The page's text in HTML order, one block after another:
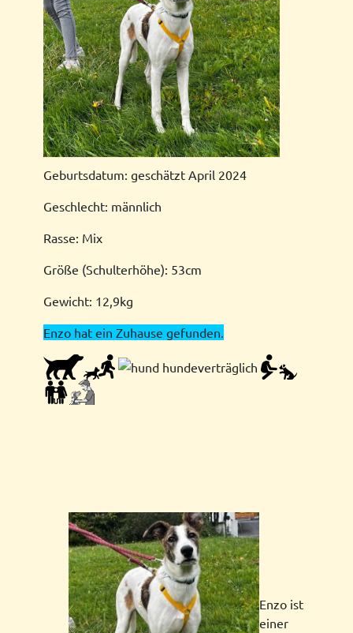
Geburtsdatum: geschätzt April 2024
Geschlecht: männlich
Rasse: Mix
Größe (Schulterhöhe): 53cm
Gewicht: 12,9kg
Enzo hat ein Zuhause gefunden.
Enzo ist
einer